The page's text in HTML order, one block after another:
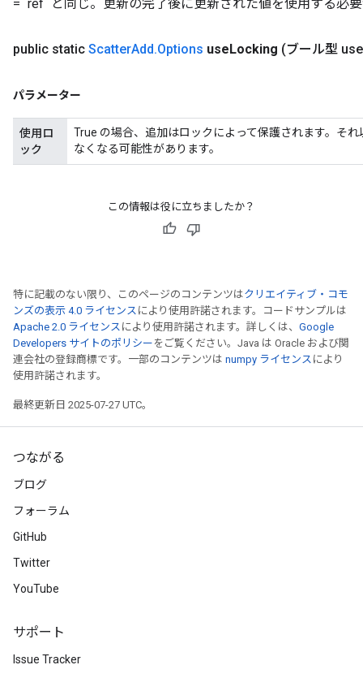
= `ref` と同じ。更新の完了後に更新された値を使用する必
public static Sc​​atterAdd.Options use Locking (ブール型 use
パラメーター
使用ロ
ック
True の場合、追加はロックによって保護されます。そ
なくなる可能性があります。
この情報は役に立ちましたか？
特に記載のない限り、このページのコンテンツはクリエイティブ・コモ
ンズの表示 4.0 ライセンス により使用許諾されます。コードサンプルは
Apache 2.0 ライセンス により使用許諾されます。詳しくは、 Google
Developers サイトのポリシー をご覧ください。Java は Oracle および関
連会社の登録商標です。一部のコンテンツは numpy ライセンス により
使用許諾されます。
最終更新日 2025-07-27 UTC。
つながる
ブログ
フォーラム
GitHub
Twitter
YouTube
サポート
Issue Tracker